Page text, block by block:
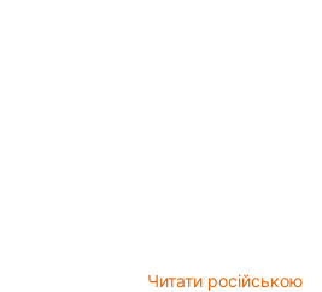
Читати російською